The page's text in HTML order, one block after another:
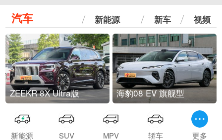
汽车 新能源 新车 视频
ZEEKR 8X Ultra版 海豹08 EV 旗舰型
新能源 SUV MPV 轿车 更多